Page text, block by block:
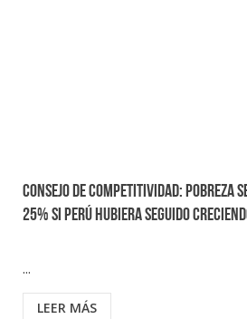
Consejo de Competitividad: Pobreza
25% si Perú hubiera seguido
...
LEER MÁS